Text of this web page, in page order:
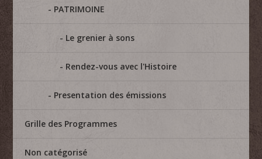
PATRIMOINE
Le grenier à sons
Rendez-vous avec l'Histoire
Presentation des émissions
Grille des Programmes
Non catégorisé